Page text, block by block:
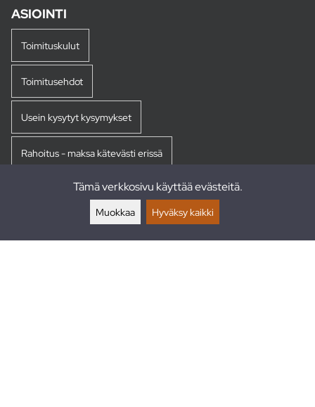
ASIOINTI
Toimituskulut
Toimitusehdot
Usein kysytyt kysymykset
Rahoitus - maksa kätevästi erissä
Tämä verkkosivu käyttää evästeitä.
Muokkaa Hyväksy kaikki